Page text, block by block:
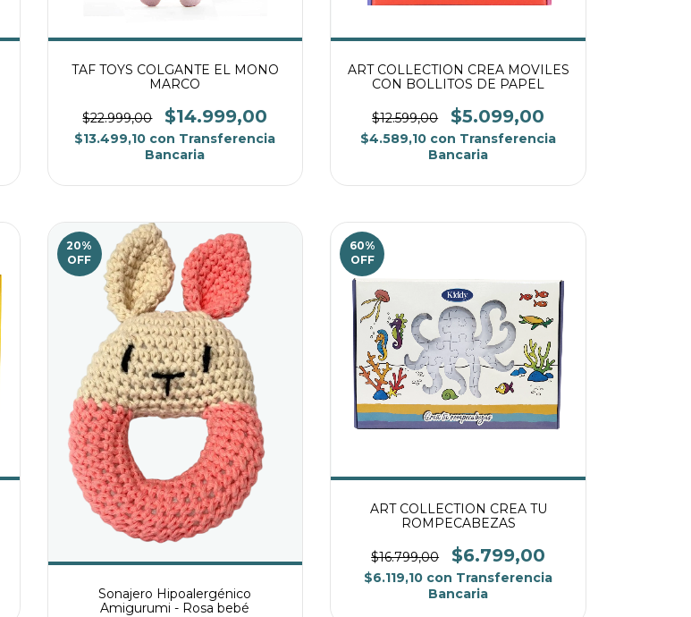
TAF TOYS COLGANTE EL MONO
MARCO
$22.999,00 $14.999,00
$13.499,10 con Transferencia
Bancaria
ART COLLECTION CREA MOVILES
CON BOLLITOS DE PAPEL
$12.599,00 $5.099,00
$4.589,10 con Transferencia
Bancaria
20%
OFF
Sonajero Hipoalergénico
Amigurumi - Rosa bebé
60%
OFF
ART COLLECTION CREA TU
ROMPECABEZAS
$16.799,00 $6.799,00
$6.119,10 con Transferencia
Bancaria